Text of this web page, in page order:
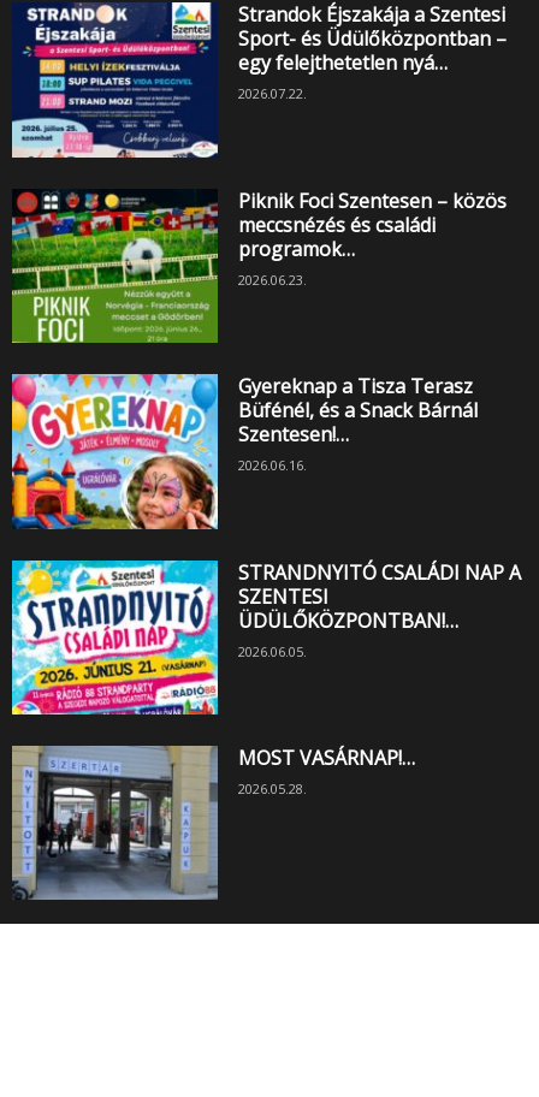
Strandok Éjszakája a Szentesi
Sport- és Üdülőközpontban –
egy felejthetetlen nyá…
2026.07.22.
Piknik Foci Szentesen – közös
meccsnézés és családi
programok…
2026.06.23.
Gyereknap a Tisza Terasz
Büfénél, és a Snack Bárnál
Szentesen!…
2026.06.16.
STRANDNYITÓ CSALÁDI NAP A
SZENTESI
ÜDÜLŐKÖZPONTBAN!…
2026.06.05.
MOST VASÁRNAP!…
2026.05.28.